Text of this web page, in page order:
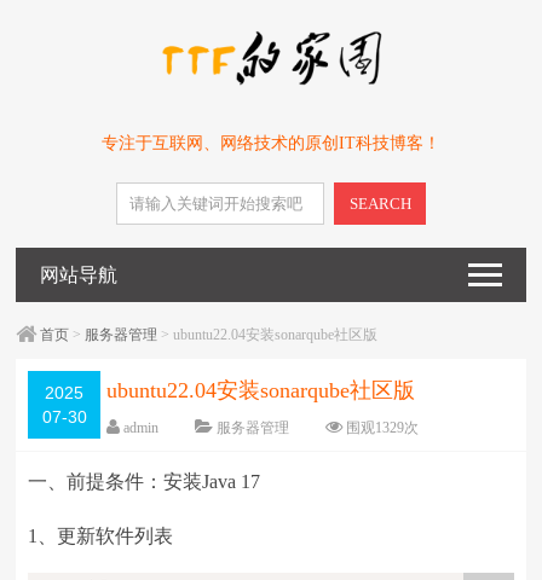
专注于互联网、网络技术的原创IT科技博客！
SEARCH
网站导航
首页 > 服务器管理 > ubuntu22.04安装sonarqube社区版
2025
07-30
ubuntu22.04安装sonarqube社区版
admin 服务器管理 围观1329次
字体：大 中 小
一、前提条件：安装Java 17
1、更新软件列表